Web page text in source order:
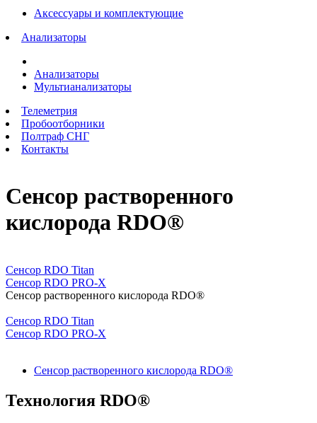
Аксессуары и комплектующие
Анализаторы
Анализаторы
Мультианализаторы
Телеметрия
Пробоотборники
Полтраф СНГ
Контакты
Сенсор растворенного
кислорода RDO®
Сенсор RDO Titan
Сенсор RDO PRO-X
Сенсор растворенного кислорода RDO®
Сенсор RDO Titan
Сенсор RDO PRO-X
Сенсор растворенного кислорода RDO®
Технология RDO®